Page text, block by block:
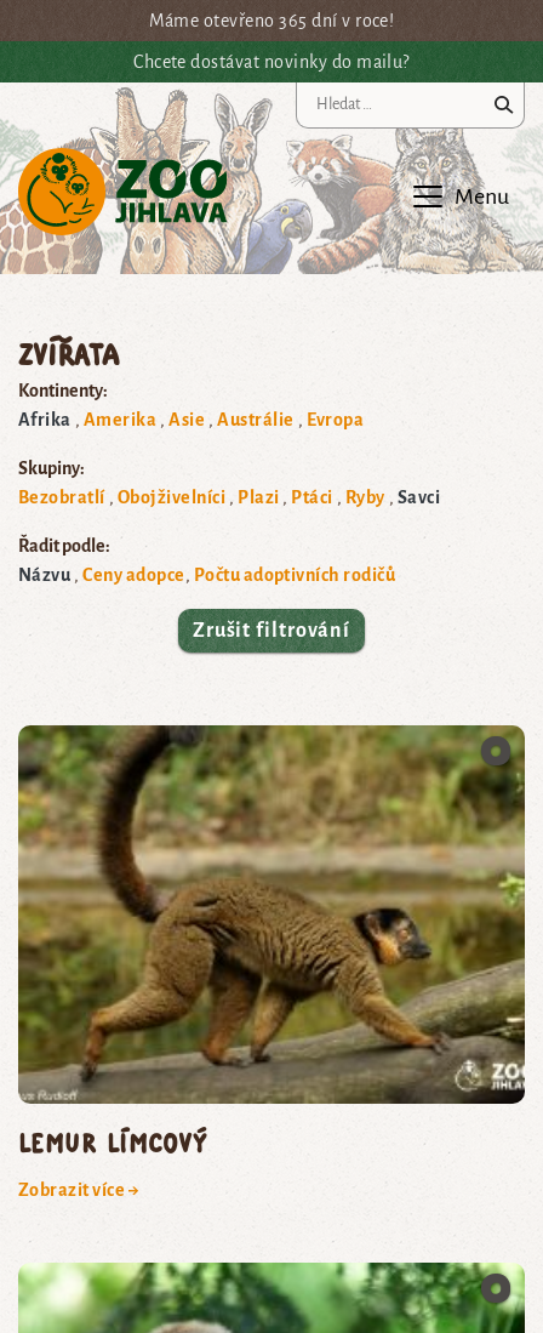
Přejít na hlavní obsahMáme otevřeno 365 dní v roce!
Chcete dostávat novinky do mailu?
Menu
Zvířata
Kontinenty:
Afrika
Amerika Asie Austrálie Evropa
Skupiny:
Bezobratlí
Obojživelníci Plazi Ptáci Ryby Savci
Řadit podle:
Názvu
Ceny adopce Počtu adoptivních rodičů
Zrušit filtrování
lemur límcový
Zobrazit více →